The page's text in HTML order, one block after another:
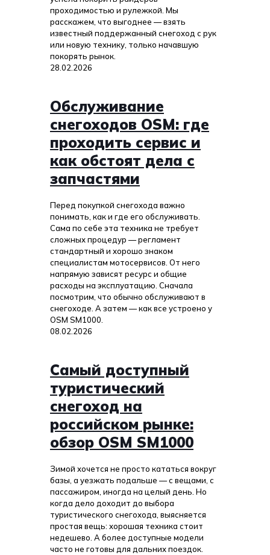
проходимостью и рулежкой. Мы
расскажем, что выгоднее — взять
известный поддержанный снегоход с рук
или новую технику, только начавшую
покорять рынок.
28.02.2026
Обслуживание
снегоходов OSM: где
проходить сервис и
как обстоят дела с
запчастями
Перед покупкой снегохода важно
понимать, как и где его обслуживать.
Сама по себе эта техника не требует
сложных процедур — регламент
стандартный и хорошо знаком
специалистам мотосервисов. От него
напрямую зависят ресурс и общие
расходы на эксплуатацию. Сначала
посмотрим, что обычно обслуживают в
снегоходе. А затем — как все устроено у
OSM SM1000.
08.02.2026
Самый доступный
туристический
снегоход на
российском рынке:
обзор OSM SM1000
Зимой хочется не просто кататься вокруг
базы, а уезжать подальше — с вещами, с
пассажиром, иногда на целый день. Но
когда дело доходит до выбора
туристического снегохода, выясняется
простая вещь: хорошая техника стоит
недешево. А более доступные модели
часто не готовы для дальних поездок.